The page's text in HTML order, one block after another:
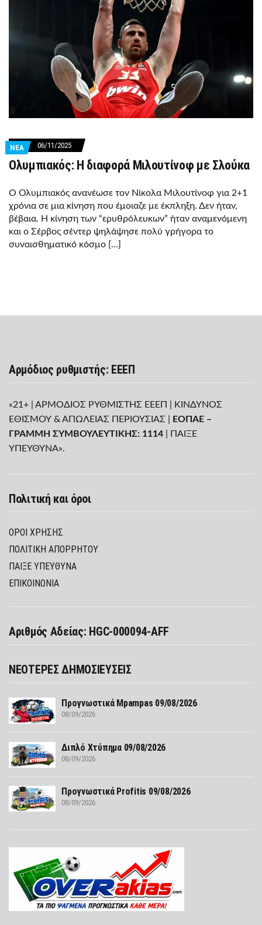
ΝΕΑ 06/11/2025
Ολυμπιακός: Η διαφορά Μιλουτίνοφ με Σλούκα
Ο Ολυμπιακός ανανέωσε τον Νίκολα Μιλουτίνοφ για 2+1
χρόνια σε μια κίνηση που έμοιαζε με έκπληξη. Δεν ήταν,
βέβαια. Η κίνηση των “ερυθρόλευκων” ήταν αναμενόμενη
και ο Σέρβος σέντερ ψηλάψησε πολύ γρήγορα το
συναισθηματικό κόσμο […]
Αρμόδιος ρυθμιστής: ΕΕΕΠ
«21+ | ΑΡΜΟΔΙΟΣ ΡΥΘΜΙΣΤΗΣ ΕΕΕΠ | ΚΙΝΔΥΝΟΣ
ΕΘΙΣΜΟΥ & ΑΠΩΛΕΙΑΣ ΠΕΡΙΟΥΣΙΑΣ |
ΕΟΠΑΕ –
ΓΡΑΜΜΗ ΣΥΜΒΟΥΛΕΥΤΙΚΗΣ: 1114 | ΠΑΙΞΕ
ΥΠΕΥΘΥΝΑ».
Πολιτική και όροι
ΌΡΟΙ ΧΡΉΣΗΣ
ΠΟΛΙΤΙΚΉ ΑΠΟΡΡΉΤΟΥ
ΠΑΊΞΕ ΥΠΕΎΘΥΝΑ
ΕΠΙΚΟΙΝΩΝΙΑ
Αριθμός Αδείας: HGC-000094-AFF
ΝΕΟΤΕΡΕΣ ΔΗΜΟΣΙΕΥΣΕΙΣ
Προγνωστικά Mpampas 09/08/2026
08/09/2026
Διπλό Χτύπημα 09/08/2026
08/09/2026
Προγνωστικά Profitis 09/08/2026
08/09/2026